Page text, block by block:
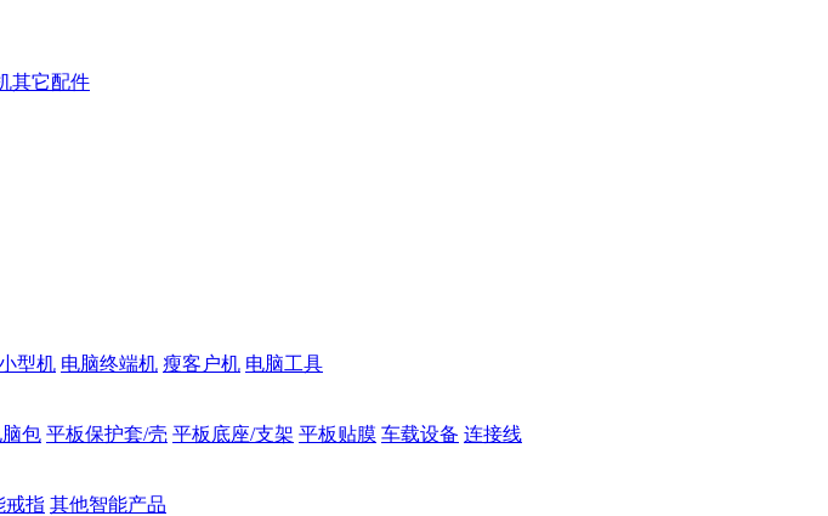
其它配件
型机 电脑终端机 瘦客户机 电脑工具
包 平板保护套/壳 平板底座/支架 平板贴膜 车载设备 连接线
戒指 其他智能产品